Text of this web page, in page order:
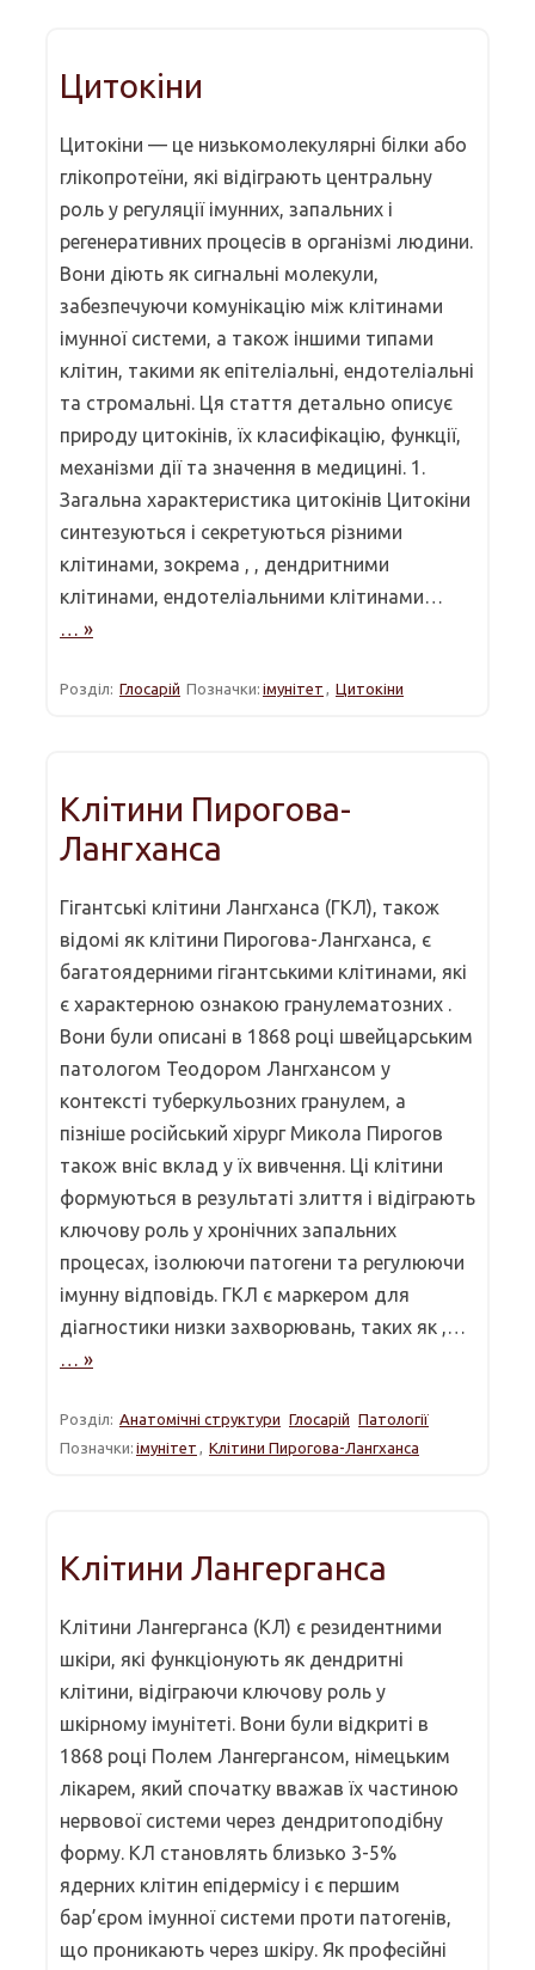
Цитокіни
Цитокіни — це низькомолекулярні білки або
глікопротеїни, які відіграють центральну
роль у регуляції імунних, запальних і
регенеративних процесів в організмі людини.
Вони діють як сигнальні молекули,
забезпечуючи комунікацію між клітинами
імунної системи, а також іншими типами
клітин, такими як епітеліальні, ендотеліальні
та стромальні. Ця стаття детально описує
природу цитокінів, їх класифікацію, функції,
механізми дії та значення в медицині. 1.
Загальна характеристика цитокінів Цитокіни
синтезуються і секретуються різними
клітинами, зокрема , , дендритними
клітинами, ендотеліальними клітинами…
… »
Розділ: Глосарій Позначки: імунітет , Цитокіни
Клітини Пирогова-
Лангханса
Гігантські клітини Лангханса (ГКЛ), також
відомі як клітини Пирогова-Лангханса, є
багатоядерними гігантськими клітинами, які
є характерною ознакою гранулематозних .
Вони були описані в 1868 році швейцарським
патологом Теодором Лангхансом у
контексті туберкульозних гранулем, а
пізніше російський хірург Микола Пирогов
також вніс вклад у їх вивчення. Ці клітини
формуються в результаті злиття і відіграють
ключову роль у хронічних запальних
процесах, ізолюючи патогени та регулюючи
імунну відповідь. ГКЛ є маркером для
діагностики низки захворювань, таких як ,…
… »
Розділ: Анатомічні структури Глосарій Патології
Позначки: імунітет , Клітини Пирогова-Лангханса
Клітини Лангерганса
Клітини Лангерганса (КЛ) є резидентними
шкіри, які функціонують як дендритні
клітини, відіграючи ключову роль у
шкірному імунітеті. Вони були відкриті в
1868 році Полем Лангергансом, німецьким
лікарем, який спочатку вважав їх частиною
нервової системи через дендритоподібну
форму. КЛ становлять близько 3-5%
ядерних клітин епідермісу і є першим
бар’єром імунної системи проти патогенів,
що проникають через шкіру. Як професійні